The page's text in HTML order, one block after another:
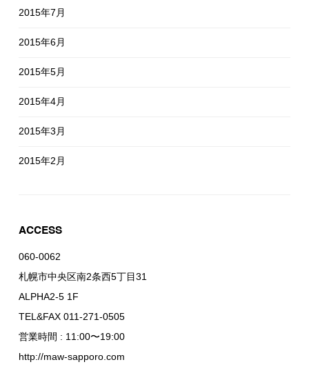
2015年7月
2015年6月
2015年5月
2015年4月
2015年3月
2015年2月
ACCESS
060-0062
札幌市中央区南2条西5丁目31
ALPHA2-5 1F
TEL&FAX 011-271-0505
営業時間 : 11:00〜19:00
http://maw-sapporo.com